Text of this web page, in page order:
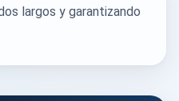
largos y garantizando